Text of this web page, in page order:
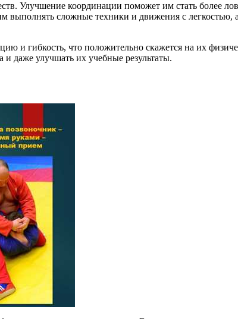
Улучшение координации поможет им стать более
выполнять сложные техники и движения с легкостью,
и гибкость, что положительно скажется на их
даже улучшать их учебные результаты.